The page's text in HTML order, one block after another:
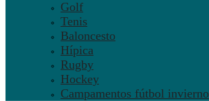
Golf
Tenis
Baloncesto
Hípica
Rugby
Hockey
Campamentos fútbol invierno